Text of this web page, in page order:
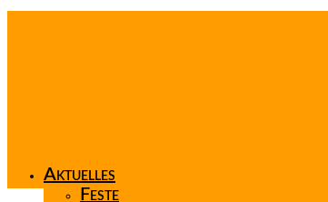
Aktuelles
Feste